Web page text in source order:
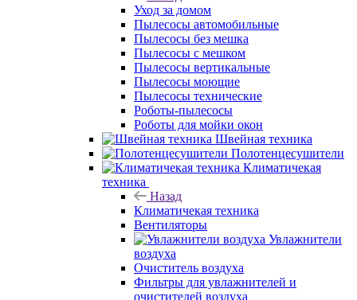
Уход за домом
Пылесосы автомобильные
Пылесосы без мешка
Пылесосы с мешком
Пылесосы вертикальные
Пылесосы моющие
Пылесосы технические
Роботы-пылесосы
Роботы для мойки окон
Швейная техника
Полотенцесушители
Климатичекая
техника
Назад
Климатичекая техника
Вентиляторы
Увлажнители
воздуха
Очиститель воздуха
Фильтры для увлажнителей и
очистителей воздуха